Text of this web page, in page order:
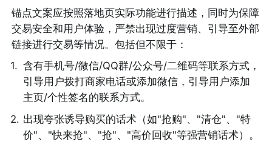
锚点文案应按照落地页实际功能进行描述，同时为保障
交易安全和用户体验，严禁出现过度营销、引导至外部
链接进行交易等情况。包括但不限于：
1. 含有手机号/微信/QQ群/公众号/二维码等联系方式，
引导用户拨打商家电话或添加微信，引导用户添加
主页/个性签名的联系方式。
2. 出现夸张诱导购买的话术（如"抢购"、"清仓"、"特
价"、"快来抢"、"抢"、"高价回收"等强营销话术）。